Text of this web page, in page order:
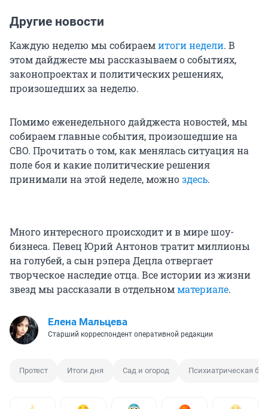
Другие новости
Каждую неделю мы собираемитоги недели. В
этом дайджесте мы рассказываем о событиях,
законопроектах и политических решениях,
произошедших за неделю.
Помимо еженедельного дайджеста новостей, мы
собираем главные события, произошедшие на
СВО. Прочитать о том, как менялась ситуация на
поле боя и какие политические решения
принимали на этой неделе, можноздесь.
Много интересного происходит и в мире шоу-
бизнеса. Певец Юрий Антонов тратит миллионы
на голубей, а сын рэпера Децла отвергает
творческое наследие отца. Все истории из жизни
звезд мы рассказали в отдельномматериале.
Елена Мальцева
Старший корреспондент оперативной редакции
Протест Итоги дня Сад и огород Психиатрическая